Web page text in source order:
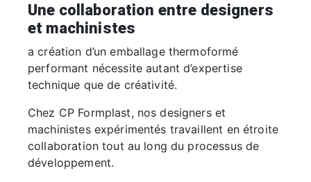
Une collaboration entre designers
et machinistes
a création d’un emballage thermoformé
performant nécessite autant d’expertise
technique que de créativité.
Chez CP Formplast, nos designers et
machinistes expérimentés travaillent en étroite
collaboration tout au long du processus de
développement.